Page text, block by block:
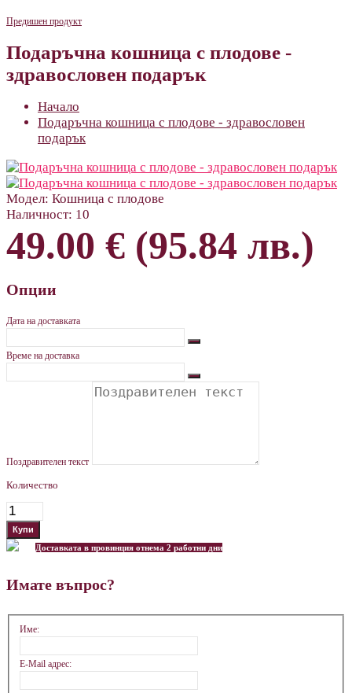
Предишен продукт
Подаръчна кошница с плодове -
здравословен подарък
Начало
Подаръчна кошница с плодове - здравословен
подарък
Модел: Кошница с плодове
Наличност: 10
49.00 € (95.84 лв.)
Опции
Дата на доставката
Време на доставка
Поздравителен текст
Количество
Доставката в провинция отнема 2 работни дни
Имате въпрос?
Име:
E-Mail адрес: